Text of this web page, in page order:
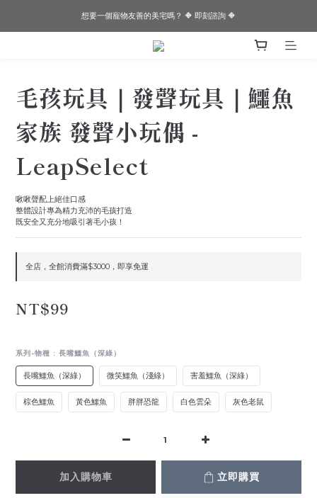
想要一個寵物友善的美宅嗎？ 🔶 即刻諮詢 🔶
想要一個寵物友善的美宅嗎？ 🔶 即刻諮詢 🔶
✨✨Joeman開箱！！閏年為邊境打造的透天厝✨✨
毛孩玩具｜發聲玩具｜鱷魚
家族 發聲小玩偶 -
LeapSelect
啾啾聲配上絕佳口感
整體設計專為精力充沛的毛孩打造
既安全又充分地吸引著毛小孩！
全店，全館消費滿$3000，即享免運
NT$99
系列-物種 : 長嘴鱷魚（深綠）
長嘴鱷魚（深綠） 微笑鱷魚（淺綠） 害羞鱷魚（深綠）
棕色鱷魚 黃色鱷魚 胖胖恐龍 白色雲朵 灰色老鼠
加入購物車 立即購買